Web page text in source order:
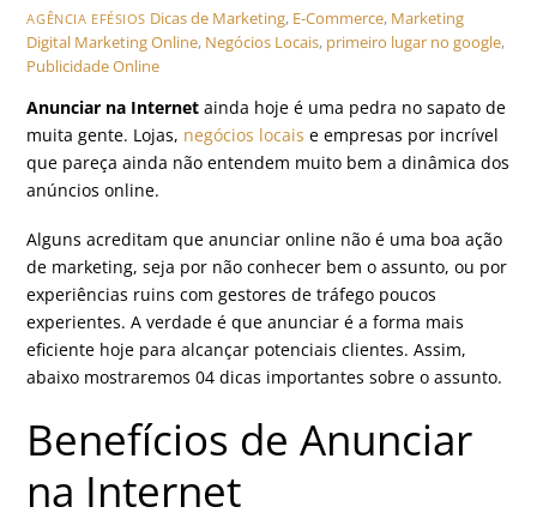
AGÊNCIA EFÉSIOS Dicas de Marketing, E-Commerce, Marketing
Digital Marketing Online, Negócios Locais, primeiro lugar no google,
Publicidade Online
Anunciar na Internet ainda hoje é uma pedra no sapato de
muita gente. Lojas, negócios locais e empresas por incrível
que pareça ainda não entendem muito bem a dinâmica dos
anúncios online.
Alguns acreditam que anunciar online não é uma boa ação
de marketing, seja por não conhecer bem o assunto, ou por
experiências ruins com gestores de tráfego poucos
experientes. A verdade é que anunciar é a forma mais
eficiente hoje para alcançar potenciais clientes. Assim,
abaixo mostraremos 04 dicas importantes sobre o assunto.
Benefícios de Anunciar
na Internet